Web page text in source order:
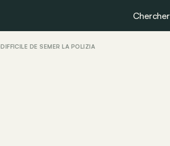
Chercher
DIFFICILE DE SEMER LA POLIZIA